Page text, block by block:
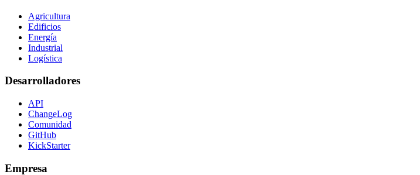
Agricultura
Edificios
Energía
Industrial
Logística
Desarrolladores
API
ChangeLog
Comunidad
GitHub
KickStarter
Empresa